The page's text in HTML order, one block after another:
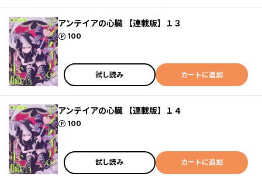
アンテイアの心臓 【連載版】１３
100
ポイント
試し読み カートに追加
アンテイアの心臓 【連載版】１４
100
ポイント
試し読み カートに追加